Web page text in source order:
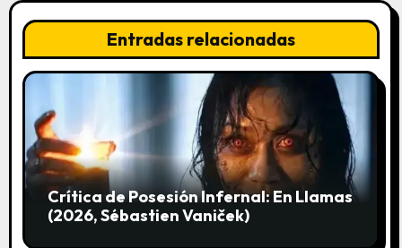
d
e
e
n
t
r
Entradas relacionadas
Crítica de Posesión Infernal: En Llamas
(2026, Sébastien Vaniček)